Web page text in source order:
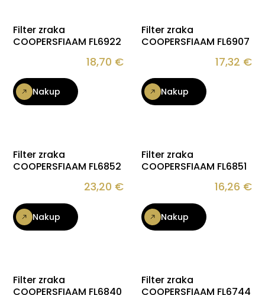
Filter zraka
COOPERSFIAAM FL6922
18,70 €
Nakup
Filter zraka
COOPERSFIAAM FL6907
17,32 €
Nakup
Filter zraka
COOPERSFIAAM FL6852
23,20 €
Nakup
Filter zraka
COOPERSFIAAM FL6851
16,26 €
Nakup
Filter zraka
COOPERSFIAAM FL6840
Filter zraka
COOPERSFIAAM FL6744